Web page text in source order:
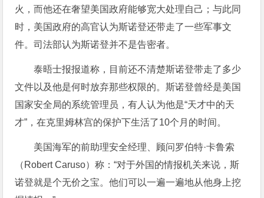
火，而他还在奢望美国政府能够宽大处理自己；与此同
时，美国政府的高官认为斯诺登还带走了一些军事文
件。司法部认为斯诺登并不是告密者。
泰晤士报报道称，目前还不清楚斯诺登带走了多少
文件以及他是何时放弃那些权限的。斯诺登曾经是美国
国家安全局的系统管理员，有人认为他是“天才中的天
才”，在克里姆林宫的保护下生活了10个月的时间。
美国海军的前助理安全经理、顾问罗伯特·卡鲁索
（Robert Caruso）称：“对于外国的情报机关来说，斯
诺登就是个无价之宝。他们可以一遍一遍地从他身上挖